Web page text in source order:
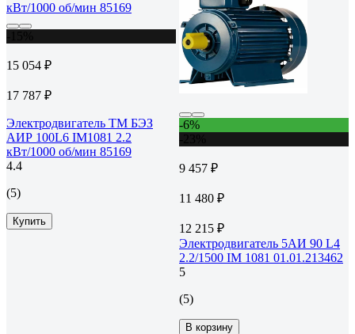
15 054 ₽
17 787 ₽
Электродвигатель ТМ БЭЗ
АИР 100L6 IM1081 2.2
кВт/1000 об/мин 85169
4.4
(5)
Купить
-6%
9 457 ₽
11 480 ₽
12 215 ₽
Электродвигатель 5АИ 90 L4
2.2/1500 IM 1081 01.01.213462
5
(5)
В корзину